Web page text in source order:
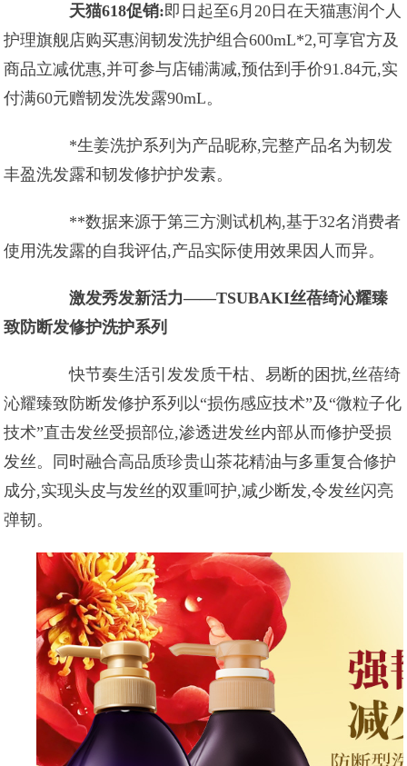
天猫618促销:即日起至6月20日在天猫惠润个人
护理旗舰店购买惠润韧发洗护组合600mL*2,可享官方及
商品立减优惠,并可参与店铺满减,预估到手价91.84元,实
付满60元赠韧发洗发露90mL。
*生姜洗护系列为产品昵称,完整产品名为韧发
丰盈洗发露和韧发修护护发素。
**数据来源于第三方测试机构,基于32名消费者
使用洗发露的自我评估,产品实际使用效果因人而异。
激发秀发新活力——TSUBAKI丝蓓绮沁耀臻
致防断发修护洗护系列
快节奏生活引发发质干枯、易断的困扰,丝蓓绮
沁耀臻致防断发修护系列以“损伤感应技术”及“微粒子化
技术”直击发丝受损部位,渗透进发丝内部从而修护受损
发丝。同时融合高品质珍贵山茶花精油与多重复合修护
成分,实现头皮与发丝的双重呵护,减少断发,令发丝闪亮
弹韧。